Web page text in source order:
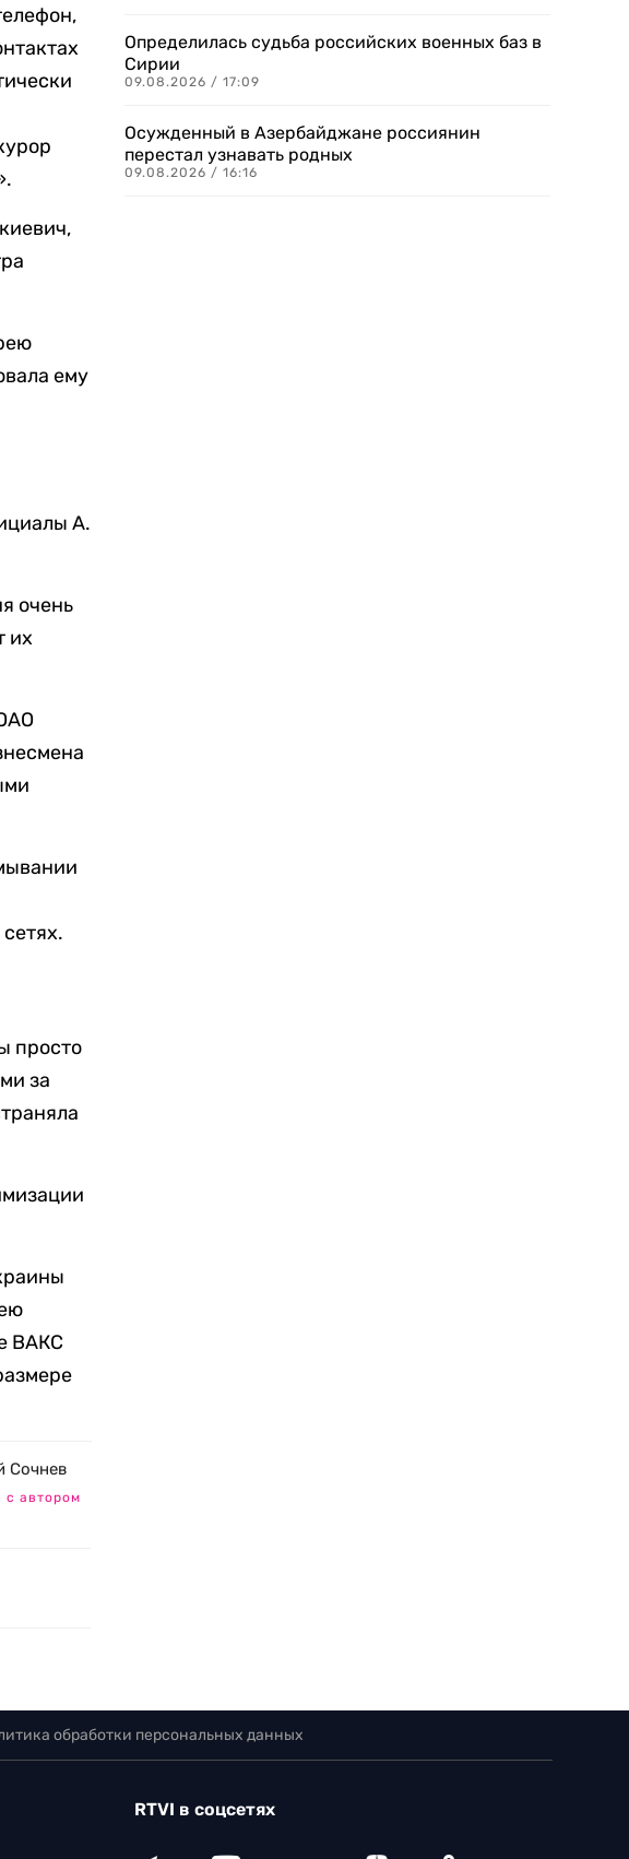
ему
А.
очень
их
просто
за
ВАКС
Сочнев
с автором
Определилась судьба российских военных баз в
Сирии
09.08.2026 / 17:09
Осужденный в Азербайджане россиянин
перестал узнавать родных
09.08.2026 / 16:16
обработки персональных данных
RTVI в соцсетях